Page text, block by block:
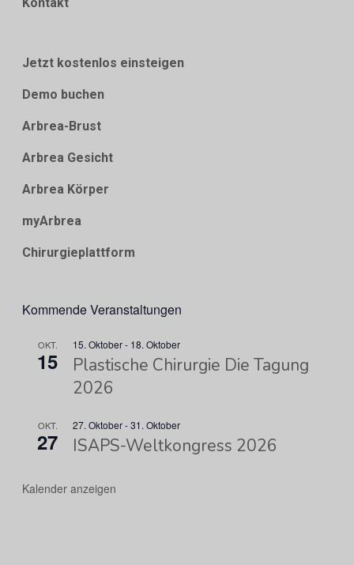
Jetzt kostenlos einsteigen
Demo buchen
Arbrea-Brust
Arbrea Gesicht
Arbrea Körper
myArbrea
Chirurgieplattform
Kommende Veranstaltungen
OKT.
15
15. Oktober- 18. Oktober
Plastische Chirurgie Die Tagung
2026
OKT.
27
27. Oktober-31. Oktober
ISAPS-Weltkongress 2026
Kalender anzeigen